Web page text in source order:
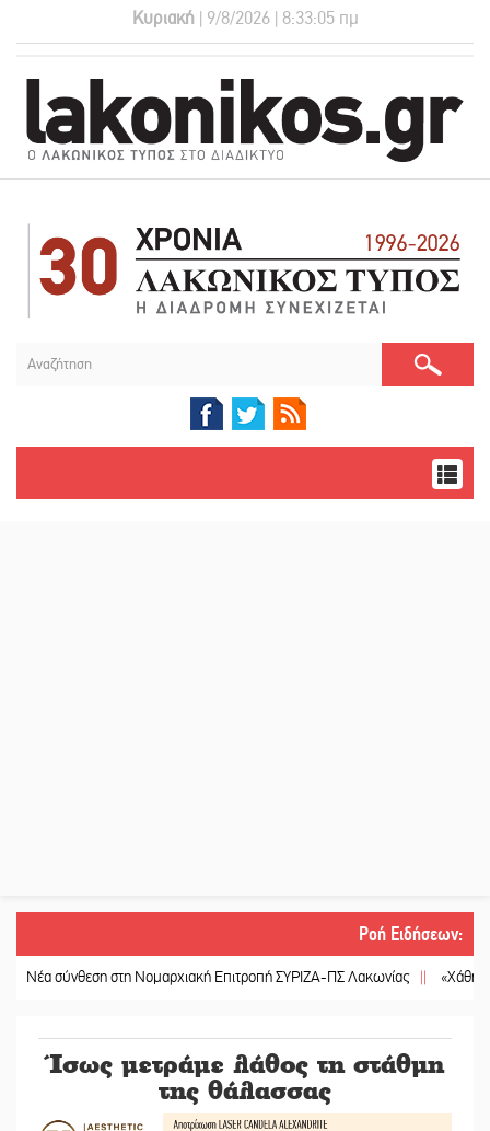
Κυριακή | 9/8/2026 | 8:33:06 πμ
Ροή Ειδήσεων:
στη Νομαρχιακή Επιτροπή ΣΥΡΙΖΑ-ΠΣ Λακωνίας || «Χάθηκε ένας
Ίσως μετράμε λάθος τη στάθμη
της θάλασσας